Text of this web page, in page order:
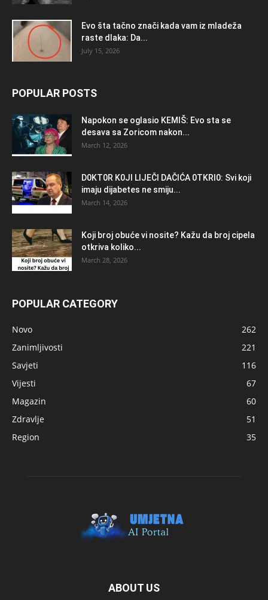
Evo šta tačno znači kada vam iz mladeža
raste dlaka: Da...
July 15, 2026
POPULAR POSTS
Napokon se oglasio KEMlŠ: Evo sta se
desava sa Zoricom nakon...
March 12, 2026
D0KT0R K0Jl LlJEČl DAČlĆA 0TKRl0: Svi koji
imaju dijabetes ne smiju...
March 14, 2026
Koji broj obuće vi nosite? Kažu da broj cipela
otkriva koliko...
March 28, 2026
POPULAR CATEGORY
Novo
262
Zanimljivosti
221
Savjeti
116
Vijesti
67
Magazin
60
Zdravlje
51
Region
35
ABOUT US